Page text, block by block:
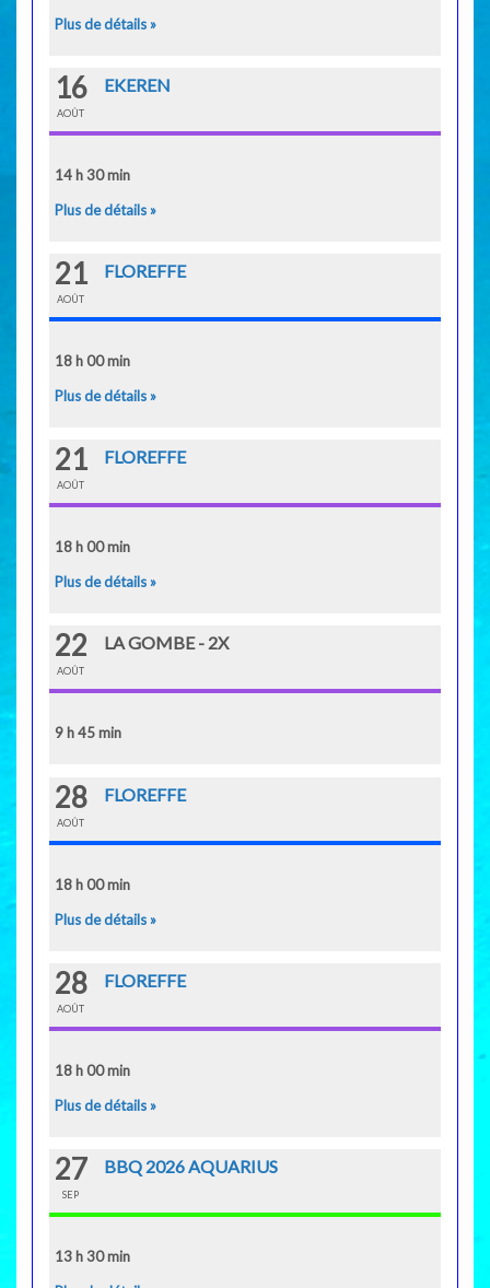
Plus de détails »
16
AOÛT
EKEREN
14 h 30 min
Plus de détails »
21
AOÛT
FLOREFFE
18 h 00 min
Plus de détails »
21
AOÛT
FLOREFFE
18 h 00 min
Plus de détails »
22
AOÛT
LA GOMBE - 2X
9 h 45 min
28
AOÛT
FLOREFFE
18 h 00 min
Plus de détails »
28
AOÛT
FLOREFFE
18 h 00 min
Plus de détails »
27
SEP
BBQ 2026 AQUARIUS
13 h 30 min